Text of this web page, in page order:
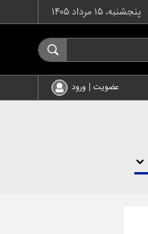
پنجشنبه، ۱۵ مرداد ۱۴۰۵
عضویت | ورود